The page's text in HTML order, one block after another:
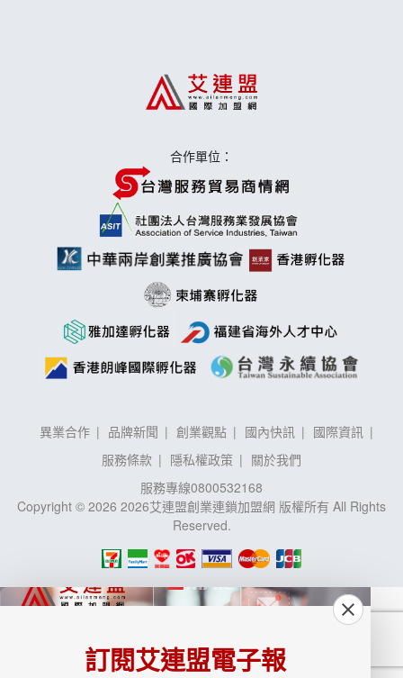
莫尼早餐Morni加盟說明會
合作單位：
異業合作 品牌新聞 創業觀點 國內快訊
國際資訊
服務條款
隱私權政策
關於我們
服務專線0800532168
Copyright © 2026 2026艾連盟創業連鎖加盟網 版權所有 All Rights
Reserved.
訂閱艾連盟電子報